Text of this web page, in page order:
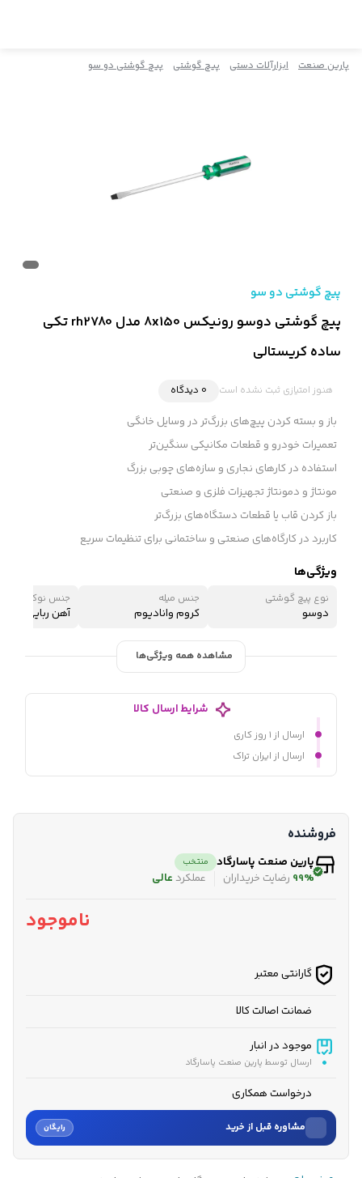
پارین صنعت ابزارآلات دستی پیچ گوشتی پیچ گوشتی دو سو
پیچ گوشتی دو سو
پیچ گوشتی دوسو رونیکس 8x150 مدل rh2780 تکی
ساده کریستالی
هنوز امتیازی ثبت نشده است 0 دیدگاه
باز و بسته کردن پیچ‌های بزرگ‌تر در وسایل خانگی
تعمیرات خودرو و قطعات مکانیکی سنگین‌تر
استفاده در کارهای نجاری و سازه‌های چوبی بزرگ
مونتاژ و دمونتاژ تجهیزات فلزی و صنعتی
باز کردن قاب یا قطعات دستگاه‌های بزرگ‌تر
کاربرد در کارگاه‌های صنعتی و ساختمانی برای تنظیمات سریع
ویژگی‌ها
نوع پیچ گوشتی
دوسو
جنس میله
کروم وانادیوم
جنس نوک
آهن ربایی
مشاهده همه ویژگی‌ها
شرایط ارسال کالا
ارسال از ۱ روز کاری
ارسال از ایران تراک
فروشنده
پارین صنعت پاسارگاد منتخب
99% رضایت خریداران عملکرد عالی
ناموجود
گارانتی معتبر
ضمانت اصالت کالا
موجود در انبار
ارسال توسط پارین صنعت پاسارگاد
درخواست همکاری
مشاوره قبل از خرید رایگان
نام